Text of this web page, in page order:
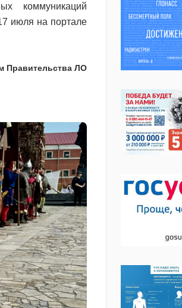
коммуникаций
июля на портале
Правительства ЛО